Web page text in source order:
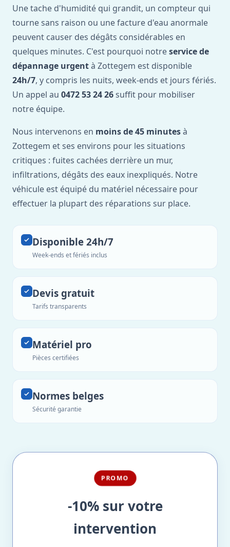
Une tache d'humidité qui grandit, un compteur qui
tourne sans raison ou une facture d'eau anormale
peuvent causer des dégâts considérables en
quelques minutes. C'est pourquoi notreservice de
dépannage urgentà Zottegem est disponible
24h/7, y compris les nuits, week-ends et jours fériés.
Un appel au 0472 53 24 26 suffit pour mobiliser
notre équipe.
Nous intervenons en moins de 45 minutesà
Zottegem et ses environs pour les situations
critiques : fuites cachées derrière un mur,
infiltrations, dégâts des eaux inexpliqués. Notre
véhicule est équipé du matériel nécessaire pour
effectuer la plupart des réparations sur place.
Disponible 24h/7
Week-ends et fériés inclus
Devis gratuit
Tarifs transparents
Matériel pro
Pièces certifiées
Normes belges
Sécurité garantie
PROMO
-10% sur votre
intervention